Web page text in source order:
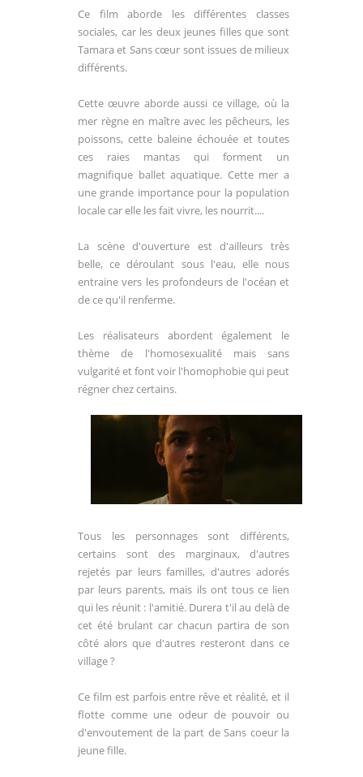
Ce film aborde les différentes classes
sociales, car les deux jeunes filles que sont
Tamara et Sans cœur sont issues de milieux
différents.
Cette œuvre aborde aussi ce village, où la
mer règne en maître avec les pêcheurs, les
poissons, cette baleine échouée et toutes
ces raies mantas qui forment un
magnifique ballet aquatique. Cette mer a
une grande importance pour la population
locale car elle les fait vivre, les nourrit....
La scène d'ouverture est d'ailleurs très
belle, ce déroulant sous l'eau, elle nous
entraine vers les profondeurs de l'océan et
de ce qu'il renferme.
Les réalisateurs abordent également le
thème de l'homosexualité mais sans
vulgarité et font voir l'homophobie qui peut
régner chez certains.
Tous les personnages sont différents,
certains sont des marginaux, d'autres
rejetés par leurs familles, d'autres adorés
par leurs parents, mais ils ont tous ce lien
qui les réunit : l'amitié. Durera t'il au delà de
cet été brulant car chacun partira de son
côté alors que d'autres resteront dans ce
village ?
Ce film est parfois entre rêve et réalité, et il
flotte comme une odeur de pouvoir ou
d'envoutement de la part de Sans coeur la
jeune fille.